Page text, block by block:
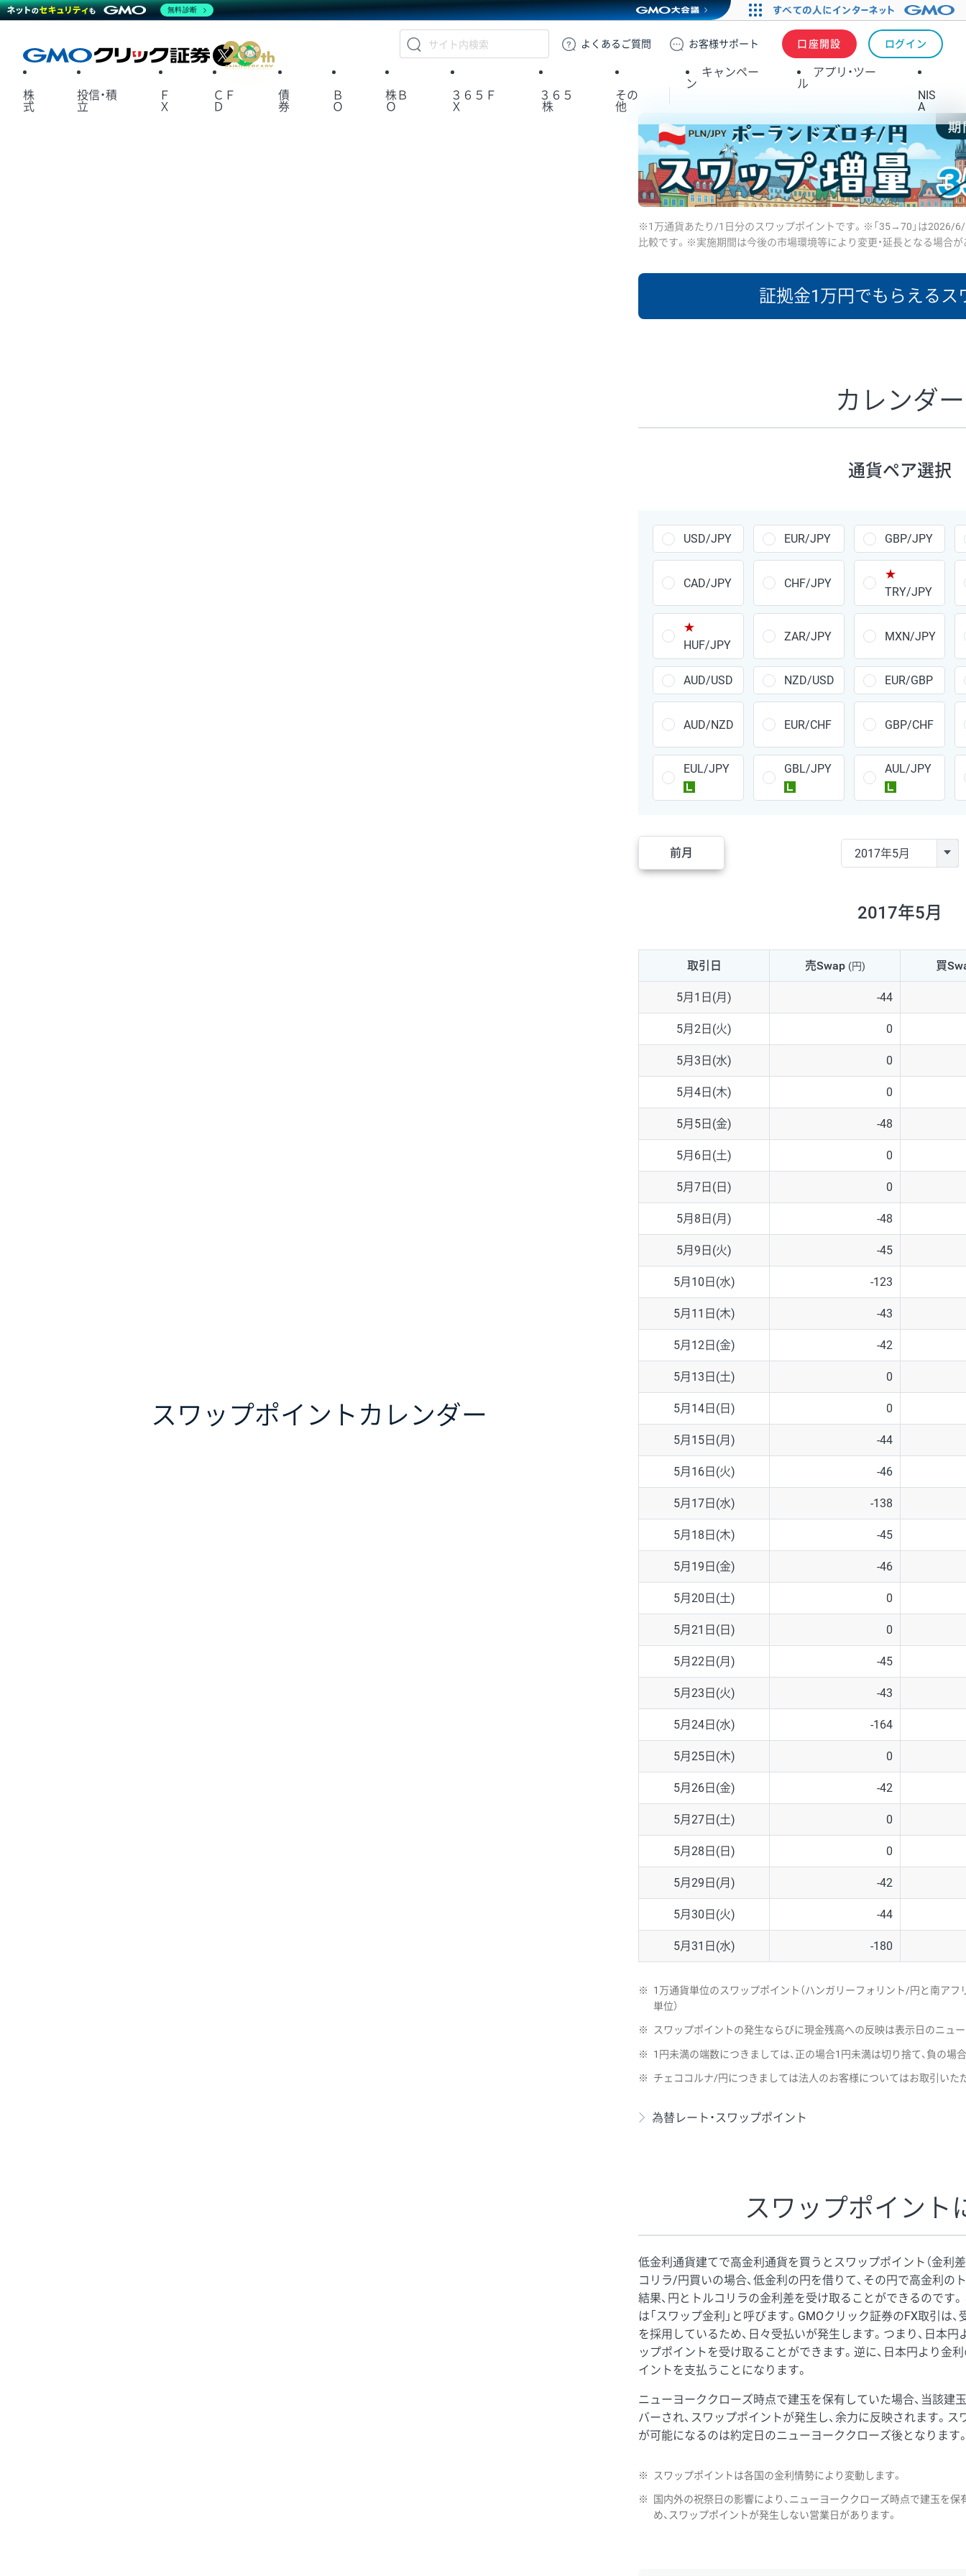
GMOクリック証券
よくある ご質問 お客様サポート 口座開設 ログイン
X
株
式
投信・積
立
Ｆ
Ｘ
ＣＦ
Ｄ
債
券
Ｂ
Ｏ
株Ｂ
Ｏ
３６５Ｆ
Ｘ
３６５
株
その
他
キャンペー
ン
アプリ・ツー
ル
NIS
A
スワップポイント カレンダー
※1万通貨あたり/1日分のスワップポイントです。※「35→70」は2026/6/
比較です。※実施期間は今後の市場環境等により変更・延長となる場合が
証拠金1万円でもらえるス
あたりの
ポイント
GBP/JPY 170円
AUD/JPY 106円
NZD/JPY 28円
CAD/JPY 38円
CHF/JPY 34円
PLN/JPY 35円
HUF/JPY 16円
ZAR/JPY 130円
MXN/JPY 140円
AUD/USD
NZD/USD 41円
EUR/GBP 71円
EUR/AUD 103円
GBP/AUD 43円
AUD/NZD 66円
EUR/CHF 111円
GBP/CHF 220円
USD/CHF 160円
※2026/6/30の当社のスワップポイントおよび、同日の為替レートに
※取引証拠金は同日の当社為替レート（ニューヨーククローズ・MIDレ
※ハンガリーフォリント/円と南アフリカランド/円とメキシコペソ/
カレンダー
通貨ペア選択
USD/JPY EUR/JPY GBP/JPY
CAD/JPY CHF/JPY
★
TRY/JPY
★
HUF/JPY
ZAR/JPY MXN/JPY
AUD/USD NZD/USD EUR/GBP
AUD/NZD EUR/CHF GBP/CHF
EUL/JPY
GBL/JPY
AUL/JPY
前月
2017年5月
取引日 売Swap (円) 買
5月1日(月) -44
5月2日(火) 0
5月3日(水) 0
5月4日(木) 0
5月5日(金) -48
5月6日(土) 0
5月7日(日) 0
5月8日(月) -48
5月9日(火) -45
5月10日(水) -123
5月11日(木) -43
5月12日(金) -42
5月13日(土) 0
5月14日(日) 0
5月15日(月) -44
5月16日(火) -46
5月17日(水) -138
5月18日(木) -45
5月19日(金) -46
5月20日(土) 0
5月21日(日) 0
5月22日(月) -45
5月23日(火) -43
5月24日(水) -164
5月25日(木) 0
5月26日(金) -42
5月27日(土) 0
5月28日(日) 0
5月29日(月) -42
5月30日(火) -44
5月31日(水) -180
※
1万通貨単位のスワップポイント（ハンガリーフォリント/円と南ア
単位）
※ スワップポイントの発生ならびに現金残高への反映は表示日のニュ
※ 1円未満の端数につきましては、正の場合1円未満は切り捨て、負の場
※ チェココルナ/円につきましては法人のお客様についてはお取引いた
為替レート・スワップポイント
スワップポイント
低金利通貨建てで高金利通貨を買うとスワップポイント（金利
コリラ/円買いの場合、低金利の円を借りて、その円で高金利の
結果、円とトルコリラの金利差を受け取ることができるのです
は「スワップ金利」と呼びます。GMOクリック証券のFX取引は
を採用しているため、日々受払いが発生します。つまり、日本
ップポイントを受け取ることができます。逆に、日本円より金
イントを支払うことになります。
ニューヨーククローズ時点で建玉を保有していた場合、当該建
バーされ、スワップポイントが発生し、余力に反映されます。
が可能になるのは約定日のニューヨーククローズ後となります
※ スワップポイントは各国の金利情勢により変動します。
※
国内外の祝祭日の影響により、ニューヨーククローズ時点で建玉を
め、スワップポイントが発生しない営業日があります。
無料診断